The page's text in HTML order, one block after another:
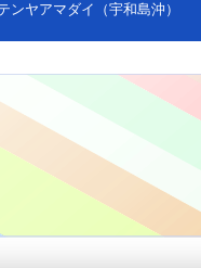
ンヤアマダイ（宇和島沖）